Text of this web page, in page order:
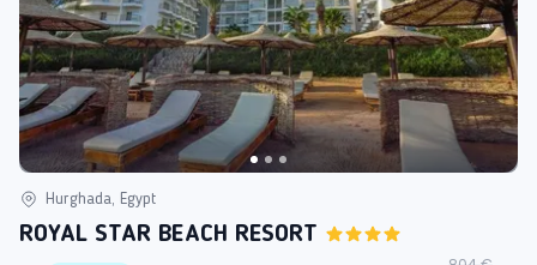
Hurghada, Egypt
ROYAL STAR BEACH RESORT